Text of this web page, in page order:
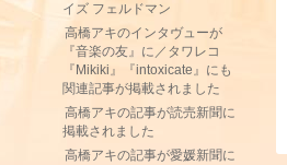
イズ フェルドマン
高橋アキのインタヴューが
『音楽の友』に／タワレコ
『Mikiki』『intoxicate』にも
関連記事が掲載されました
高橋アキの記事が読売新聞に
掲載されました
高橋アキの記事が愛媛新聞に